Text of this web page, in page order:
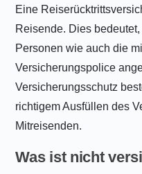
Eine
Reisende. Dies
Personen wie auch die
Versicherungspolice
Versicherungsschutz
richtigem Ausfüllen des
Mitreisenden.
Was ist nicht